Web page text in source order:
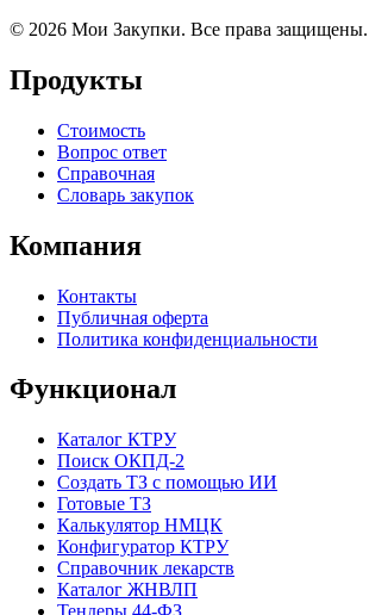
© 2026 Мои Закупки. Все права защищены.
Продукты
Стоимость
Вопрос ответ
Справочная
Словарь закупок
Компания
Контакты
Публичная оферта
Политика конфиденциальности
Функционал
Каталог КТРУ
Поиск ОКПД-2
Создать ТЗ с помощью ИИ
Готовые ТЗ
Калькулятор НМЦК
Конфигуратор КТРУ
Справочник лекарств
Каталог ЖНВЛП